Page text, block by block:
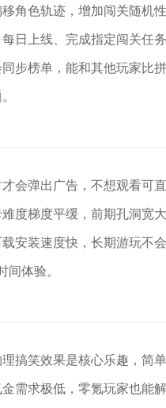
角色轨迹，增加闯关随机
日上线、完成指定闯关任
步榜单，能和其他玩家比
会弹出广告，不想观看可
度梯度平缓，前期孔洞宽
安装速度快，长期游玩不
间体验。
搞笑效果是核心乐趣，简
需求极低，零氪玩家也能